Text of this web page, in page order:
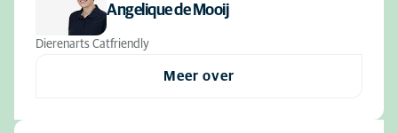
Angelique de Mooij
Dierenarts Catfriendly
Meer over